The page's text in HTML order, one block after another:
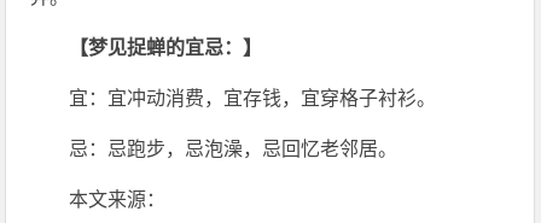
【梦见捉蝉的宜忌：】
宜：宜冲动消费，宜存钱，宜穿格子衬衫。
忌：忌跑步，忌泡澡，忌回忆老邻居。
本文来源：